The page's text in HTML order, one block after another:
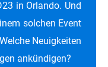
in Orlando. Und
solchen Event
Neuigkeiten
ankündigen?